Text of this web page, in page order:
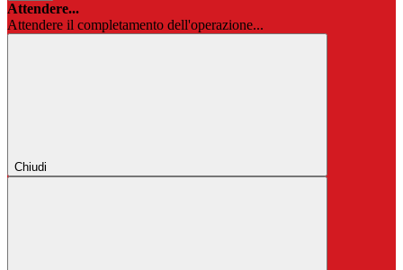
Attendere...
Attendere il completamento dell'operazione...
Chiudi